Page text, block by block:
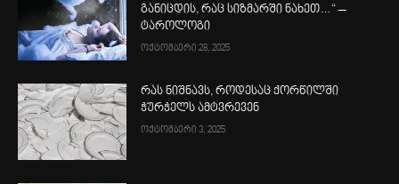
განიცდის, რაც სიზმარში ნახეთ…“ –
ტაროლოგი
ოქტომბერი 28, 2025
რას ნიშნავს, როდესაც ქორწილში
ჭურჭელს ამტვრევენ
ოქტომბერი 3, 2025